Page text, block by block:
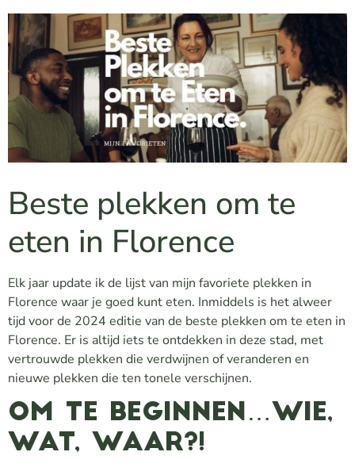
Beste plekken om te
eten in Florence
Elk jaar update ik de lijst van mijn favoriete plekken in
Florence waar je goed kunt eten. Inmiddels is het alweer
tijd voor de 2024 editie van de beste plekken om te eten in
Florence. Er is altijd iets te ontdekken in deze stad, met
vertrouwde plekken die verdwijnen of veranderen en
nieuwe plekken die ten tonele verschijnen.
Om te beginnen…wie,
wat, waar?!